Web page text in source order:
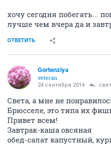
хочу сегодня побегать...
лучше чем вчера да и
ОТВЕТИТЬ
Gortenziya
veteran
24 сентября 2014
Света, а мне не
Брюсселе, это типа их
Привет всем!
Завтрак-каша овсяная
обед-салат капустный,